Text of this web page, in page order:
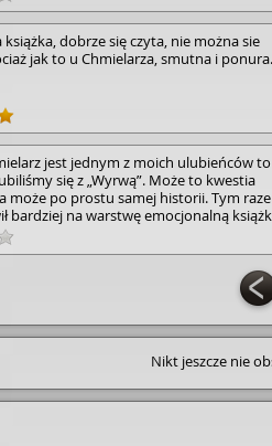
dobrze się czyta, nie można sie
jak to u Chmielarza, smutna i ponura.
jest jednym z moich ulubieńców
się z „Wyrwą”. Może to kwestia
może po prostu samej historii. Tym
bardziej na warstwę emocjonalną
zwroty akcji niż na samą zagadkę,
samym od typowej formy kryminału.
a postawa głównych bohaterów
do jednego z kluczowych wątków – nie
czy autor zostawił tam pewne
to ja słuchając, pominęłam pewne
z pewnym niedosytem.
książek która jednym przypadnie do
Nikt jeszcze nie